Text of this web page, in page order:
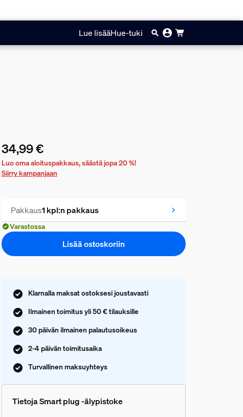
Lue lisääHue-tuki
Nykyinen hinta on 34,99 €
34,99 €
Luo oma aloituspakkaus, säästä jopa 20 %!
Siirry kampanjaan
Pakkaus1 kpl:n pakkaus
Varastossa
Lisää ostoskoriin
Klarnalla maksat ostoksesi joustavasti
Ilmainen toimitus yli 50 € tilauksille
30 päivän ilmainen palautusoikeus
2-4 päivän toimitusaika
Turvallinen maksuyhteys
Tietoja Smart plug -älypistoke